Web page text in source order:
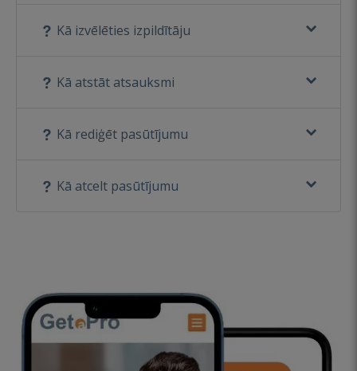
Kā izvēlēties izpildītāju
Kā atstāt atsauksmi
Kā rediģēt pasūtījumu
Kā atcelt pasūtījumu